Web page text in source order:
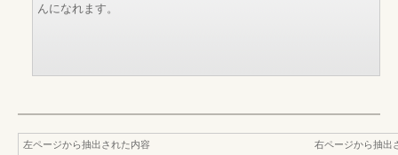
んになれます。
左ページから抽出された内容
右ページから抽出